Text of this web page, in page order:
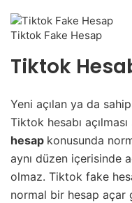
Tiktok Fake Hesap
Tiktok
Yeni açılan ya da
Tiktok hesabı açılması
hesap konusunda
aynı düzen içerisinde
olmaz. Tiktok fake
normal bir hesap